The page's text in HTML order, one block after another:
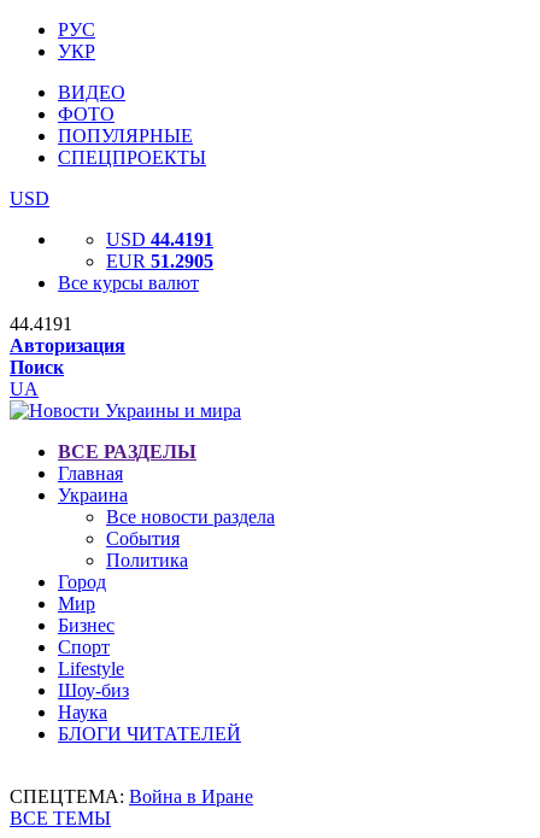
РУС
УКР
ВИДЕО
ФОТО
ПОПУЛЯРНЫЕ
СПЕЦПРОЕКТЫ
USD
USD 44.4191
EUR 51.2905
Все курсы валют
44.4191
Авторизация
Поиск
UA
ВСЕ РАЗДЕЛЫ
Главная
Украина
Все новости раздела
События
Политика
Город
Мир
Бизнес
Спорт
Lifestyle
Шоу-биз
Наука
БЛОГИ ЧИТАТЕЛЕЙ
СПЕЦТЕМА: Война в Иране
ВСЕ ТЕМЫ